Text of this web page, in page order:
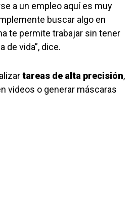
a un empleo aquí es muy
buscar algo en
te permite trabajar sin tener
de vida”, dice.
tareas de alta precisión,
videos o generar máscaras